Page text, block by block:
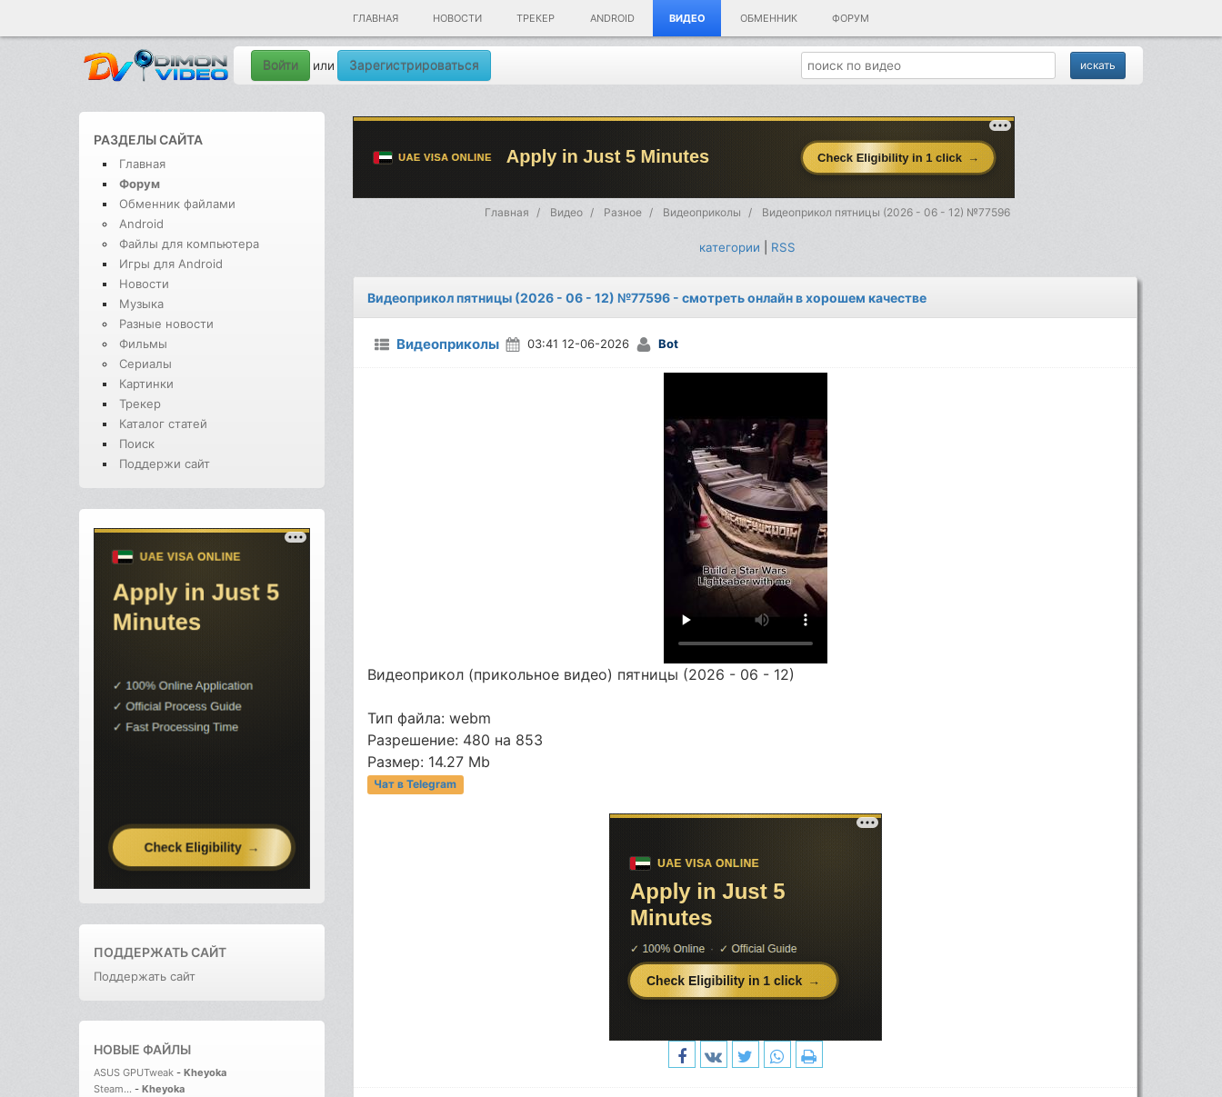
ГЛАВНАЯ НОВОСТИ ТРЕКЕР ANDROID ВИДЕО ОБМЕННИК ФОРУМ
Войти или Зарегистрироваться
РАЗДЕЛЫ САЙТА
Главная
Форум
Обменник файлами
Android
Файлы для компьютера
Игры для Android
Новости
Музыка
Разные новости
Фильмы
Сериалы
Картинки
Трекер
Каталог статей
Поиск
Поддержи сайт
ПОДДЕРЖАТЬ САЙТ
Поддержать сайт
НОВЫЕ ФАЙЛЫ
ASUS GPUTweak - Kheyoka
Steam... - Kheyoka
Главная Видео Разное Видеоприколы Видеоприкол пятницы (2026 - 06 - 12) №77596
категории RSS
Видеоприкол пятницы (2026 - 06 - 12) №77596 - смотреть онлайн в хорошем качестве
Видеоприколы 03:41 12-06-2026 Bot
Видеоприкол (прикольное видео) пятницы (2026 - 06 - 12)
Тип файла: webm
Разрешение: 480 на 853
Размер: 14.27 Mb
Чат в Telegram